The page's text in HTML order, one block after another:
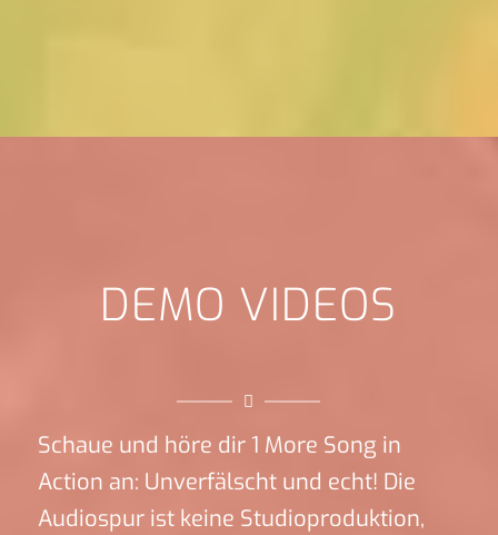
DEMO VIDEOS
Schaue und höre dir 1 More Song in
Action an: Unverfälscht und echt! Die
Audiospur ist keine Studioproduktion,